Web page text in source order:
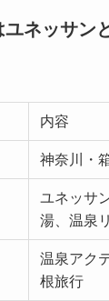
ネッサン
内容
神奈川・
ユネッサ
湯、温泉
温泉アク
根旅行